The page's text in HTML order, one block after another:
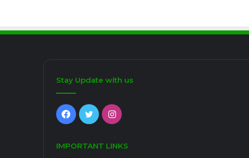
Stay Update with us
Facebook
TwitterInstagram
IMPORTANT LINKS